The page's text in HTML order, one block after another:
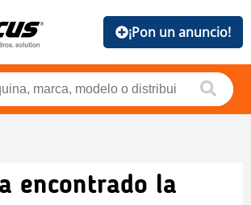
¡Pon un anuncio!
encontrado la